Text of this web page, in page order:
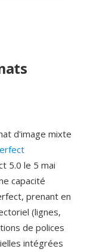
d'image mixte
5.0 le 5 mai
capacité
prenant en
(lignes,
de polices
intégrées